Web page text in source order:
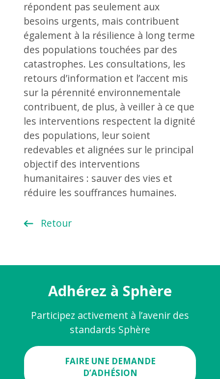
répondent pas seulement aux
besoins urgents, mais contribuent
également à la résilience à long terme
des populations touchées par des
catastrophes. Les consultations, les
retours d’information et l’accent mis
sur la pérennité environnementale
contribuent, de plus, à veiller à ce que
les interventions respectent la dignité
des populations, leur soient
redevables et alignées sur le principal
objectif des interventions
humanitaires : sauver des vies et
réduire les souffrances humaines.
Retour
Adhérez à Sphère
Participez activement à l’avenir des
standards Sphère
FAIRE UNE DEMANDE
D’ADHÉSION